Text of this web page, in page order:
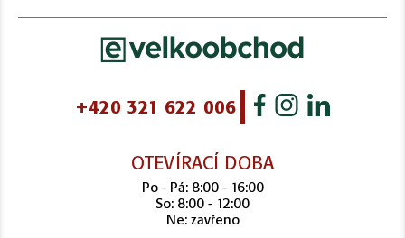
+420 321 622 006
OTEVÍRACÍ DOBA
Po - Pá: 8:00 - 16:00
So: 8:00 - 12:00
Ne: zavřeno